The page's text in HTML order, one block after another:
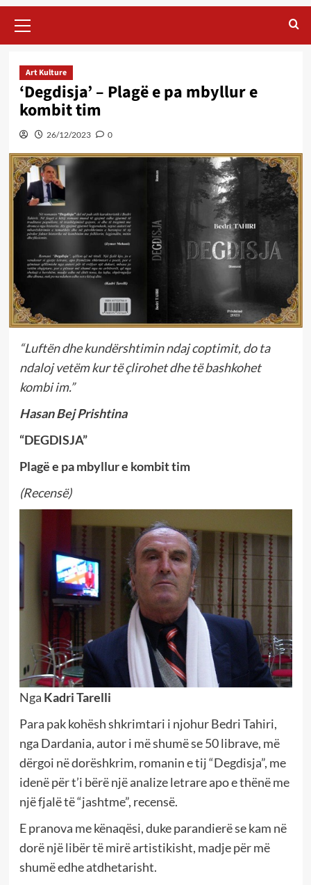
Menu
Art Kulture
‘Degdisja’ – Plagë e pa mbyllur e
kombit tim
26/12/2023 0
“Luftën dhe kundërshtimin ndaj coptimit, do ta
ndaloj vetëm kur të çlirohet dhe të bashkohet
kombi im.”
Hasan Bej Prishtina
“DEGDISJA”
Plagë e pa mbyllur e kombit tim
(Recensë)
Nga Kadri Tarelli
Para pak kohësh shkrimtari i njohur Bedri Tahiri,
nga Dardania, autor i më shumë se 50 librave, më
dërgoi në dorëshkrim, romanin e tij “Degdisja”, me
idenë për t’i bërë një analize letrare apo e thënë me
një fjalë të “jashtme”, recensë.
E pranova me kënaqësi, duke parandierë se kam në
dorë një libër të mirë artistikisht, madje për më
shumë edhe atdhetarisht.